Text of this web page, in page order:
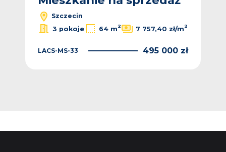
Szczecin
3 pokoje
64 m2 7 757,40 zł/m2
LACS-MS-33 495 000 zł